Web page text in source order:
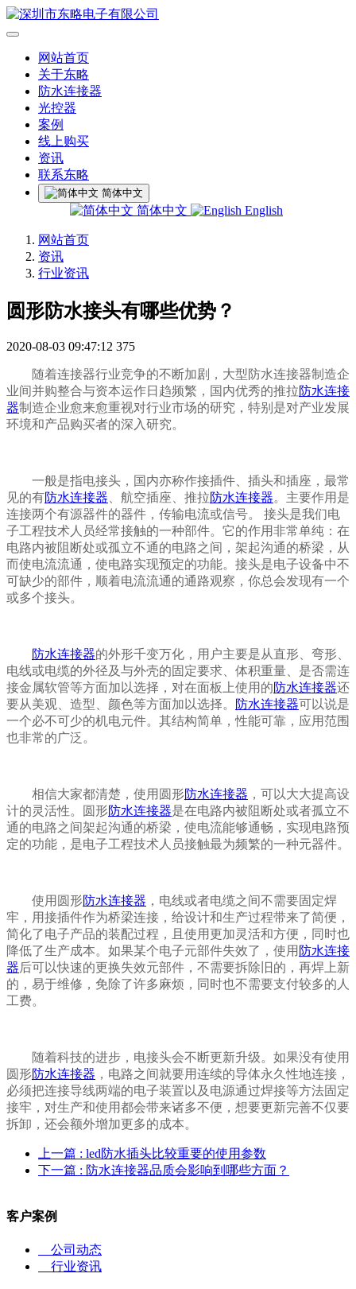
网站首页
关于东略
防水连接器
光控器
案例
线上购买
资讯
联系东略
简体中文
简体中文 English
网站首页
资讯
行业资讯
圆形防水接头有哪些优势？
2020-08-03 09:47:12 375
随着连接器行业竞争的不断加剧，大型防水连接器制造企
业间并购整合与资本运作日趋频繁，国内优秀的推拉防水连接
器制造企业愈来愈重视对行业市场的研究，特别是对产业发展
环境和产品购买者的深入研究。
一般是指电接头，国内亦称作接插件、插头和插座，最常
见的有防水连接器 、航空插座、推拉防水连接器。主要作用是
连接两个有源器件的器件，传输电流或信号。 接头是我们电
子工程技术人员经常接触的一种部件。它的作用非常单纯：在
电路内被阻断处或孤立不通的电路之间，架起沟通的桥梁，从
而使电流流通，使电路实现预定的功能。接头是电子设备中不
可缺少的部件，顺着电流流通的通路观察，你总会发现有一个
或多个接头。
防水连接器的外形千变万化，用户主要是从直形、弯形、
电线或电缆的外径及与外壳的固定要求、体积重量、是否需连
接金属软管等方面加以选择，对在面板上使用的防水连接器还
要从美观、造型、颜色等方面加以选择。
防水连接器可以说是
一个必不可少的机电元件。其结构简单，性能可靠，应用范围
也非常的广泛。
相信大家都清楚，使用圆形防水连接器 ，可以大大提高设
计的灵活性。圆形防水连接器是在电路内被阻断处或者孤立不
通的电路之间架起沟通的桥梁，使电流能够通畅，实现电路预
定的功能，是电子工程技术人员接触最为频繁的一种元器件。
使用圆形防水连接器 ，电线或者电缆之间不需要固定焊
牢，用接插件作为桥梁连接，给设计和生产过程带来了简便，
简化了电子产品的装配过程，且使用更加灵活和方便，同时也
降低了生产成本。如果某个电子元部件失效了，使用 防水连接
器后可以快速的更换失效元部件，不需要拆除旧的，再焊上新
的，易于维修，免除了许多麻烦，同时也不需要支付较多的人
工费。
随着科技的进步，电接头会不断更新升级。如果没有使用
圆形防水连接器 ，电路之间就要用连续的导体永久性地连接，
必须把连接导线两端的电子装置以及电源通过焊接等方法固定
接牢，对生产和使用都会带来诸多不便，想要更新完善不仅要
拆卸，还会额外增加更多的成本。
上一篇 : led防水插头比较重要的使用参数
下一篇 : 防水连接器品质会影响到哪些方面？
客户案例
公司动态
行业资讯